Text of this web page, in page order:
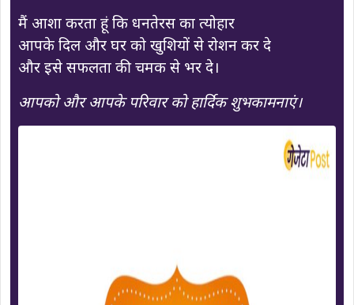
मैं आशा करता हूं कि धनतेरस का त्योहार
आपके दिल और घर को खुशियों से रोशन कर दे
और इसे सफलता की चमक से भर दे।
आपको और आपके परिवार को हार्दिक शुभकामनाएं।